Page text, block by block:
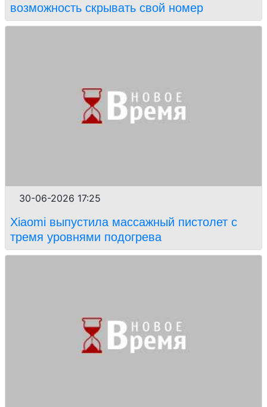
возможность скрывать свой номер
30-06-2026 17:25
Xiaomi выпустила массажный пистолет c
тремя уровнями подогрева